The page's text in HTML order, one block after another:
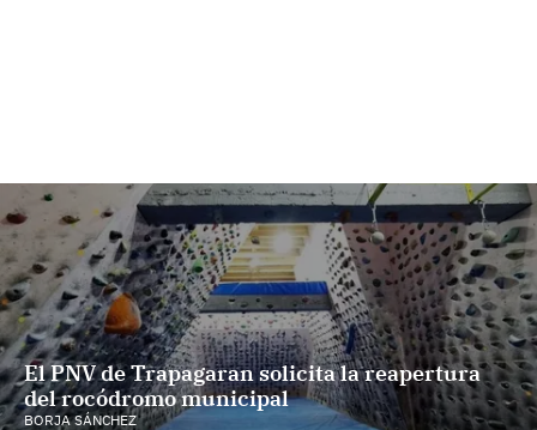
El PNV de Trapagaran solicita la reapertura
del rocódromo municipal
BORJA SÁNCHEZ